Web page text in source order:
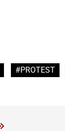
#PROTEST